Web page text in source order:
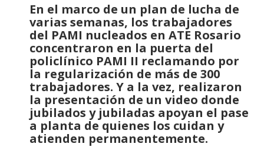
En el marco de un plan de lucha de
varias semanas, los trabajadores
del PAMI nucleados en ATE Rosario
concentraron en la puerta del
policlínico PAMI II reclamando por
la regularización de más de 300
trabajadores. Y a la vez, realizaron
la presentación de un video donde
jubilados y jubiladas apoyan el pase
a planta de quienes los cuidan y
atienden permanentemente.